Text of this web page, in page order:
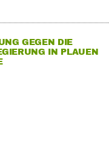
GEGEN DIE
IN PLAUEN